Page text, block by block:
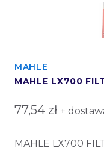
MAHLE
MAHLE LX700
77,54 zł +
MAHLE LX700